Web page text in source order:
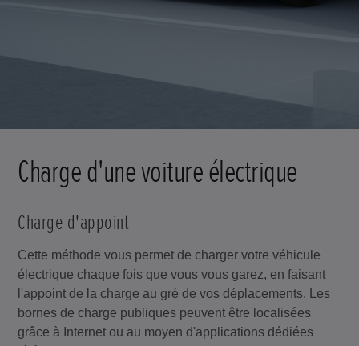
Charge d'une voiture électrique
Charge d'appoint
Cette méthode vous permet de charger votre véhicule
électrique chaque fois que vous vous garez, en faisant
l'appoint de la charge au gré de vos déplacements. Les
bornes de charge publiques peuvent être localisées
grâce à Internet ou au moyen d'applications dédiées